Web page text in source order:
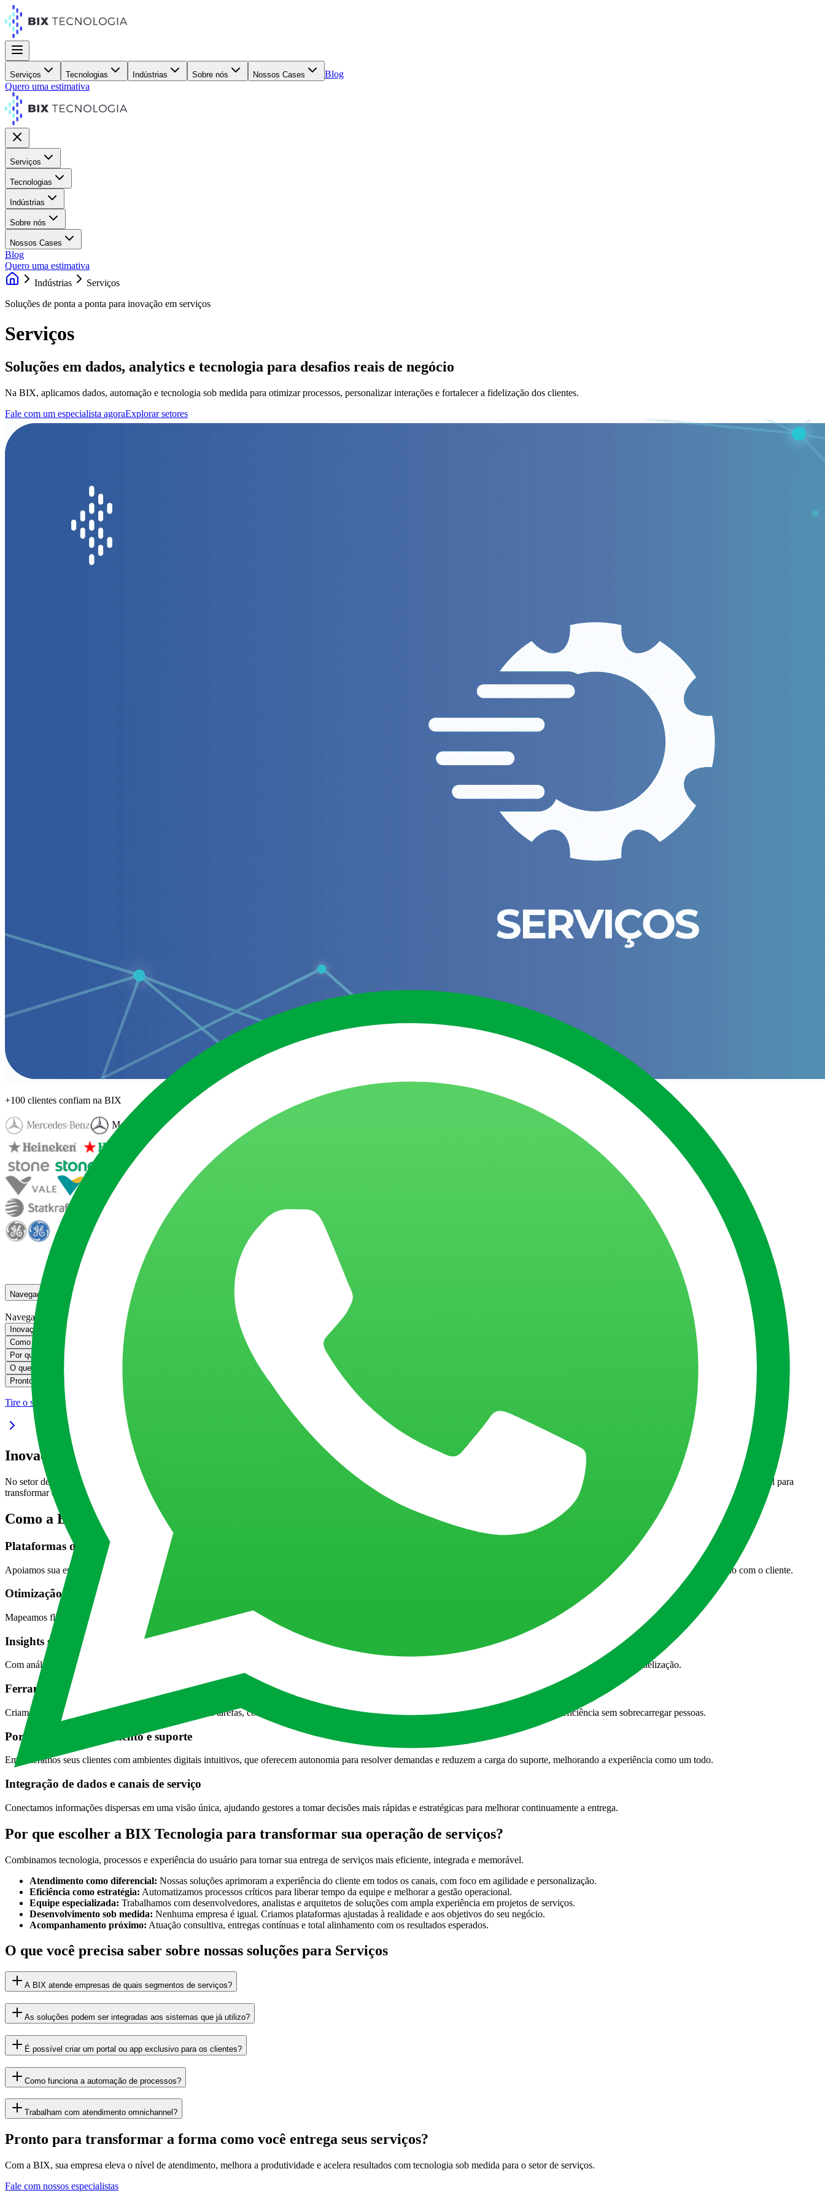
Serviços Tecnologias Indústrias Sobre nós Nossos Cases
Blog
Quero uma estimativa
Serviços
Tecnologias
Indústrias
Sobre nós
Nossos Cases
Blog
Quero uma estimativa
Indústrias
Serviços
Soluções de ponta a ponta para inovação em serviços
Serviços
Soluções em dados, analytics e tecnologia para desafios reais de negócio
Na BIX, aplicamos dados, automação e tecnologia sob medida para otimizar processos, personalizar interações e fortalecer a fidelização dos clientes.
Fale com um especialista agoraExplorar setores
+100 clientes confiam na BIX
Navegação
Navegação
Inovação em serviços para operações mais eficientes e experiências memoráveis
Inovação em serviços para operações mais eficientes e experiências memoráveis
Como a BIX impulsiona inovação em serviços
Como a BIX impulsiona inovação em serviços
Por que escolher a BIX Tecnologia para transformar sua operação de serviços?
Por que escolher a BIX Tecnologia para transformar sua operação de serviços?
O que você precisa saber sobre nossas soluções para Serviços
O que você precisa saber sobre nossas soluções para Serviços
Pronto para transformar a forma como você entrega seus serviços?
Pronto para transformar a forma como você entrega seus serviços?
Tire o seu projeto do papel
Inovação em serviços para operações mais eficientes e experiências memoráveis
No setor de serviços, atender bem já não basta. É preciso atender com agilidade, inteligência e personalização. Com o auxílio da BIX Tecnologia, você combina dados, automação e experiência digital para
transformar cada interação em valor real. Assim, sua empresa cresce sem perder qualidade no relacionamento.
Como a BIX impulsiona inovação em serviços
Plataformas de gestão de atendimento
Apoiamos sua empresa na criação de soluções omnichannel que centralizam comunicações e garantem respostas ágeis. Assim, cada interação se torna mais personalizada e fortalece a relação com o cliente.
Otimização de processos de negócio
Mapeamos fluxos internos e desenvolvemos automações sob medida para reduzir retrabalho, acelerar tarefas administrativas e dar mais fluidez às operações do dia a dia.
Insights sobre a jornada do cliente
Com análises baseadas em dados, revelamos pontos de atrito e oportunidades de melhoria. Assim, cada interação se transforma em uma chance de aumentar valor e fidelização.
Ferramentas de produtividade para equipes
Criamos sistemas que apoiam times na organização de tarefas, colaboração em tempo real e manutenção da qualidade dos serviços, aumentando eficiência sem sobrecarregar pessoas.
Portais de autoatendimento e suporte
Empoderamos seus clientes com ambientes digitais intuitivos, que oferecem autonomia para resolver demandas e reduzem a carga do suporte, melhorando a experiência como um todo.
Integração de dados e canais de serviço
Conectamos informações dispersas em uma visão única, ajudando gestores a tomar decisões mais rápidas e estratégicas para melhorar continuamente a entrega.
Por que escolher a BIX Tecnologia para transformar sua operação de serviços?
Combinamos tecnologia, processos e experiência do usuário para tornar sua entrega de serviços mais eficiente, integrada e memorável.
Atendimento como diferencial: Nossas soluções aprimoram a experiência do cliente em todos os canais, com foco em agilidade e personalização.
Eficiência como estratégia: Automatizamos processos críticos para liberar tempo da equipe e melhorar a gestão operacional.
Equipe especializada: Trabalhamos com desenvolvedores, analistas e arquitetos de soluções com ampla experiência em projetos de serviços.
Desenvolvimento sob medida: Nenhuma empresa é igual. Criamos plataformas ajustadas à realidade e aos objetivos do seu negócio.
Acompanhamento próximo: Atuação consultiva, entregas contínuas e total alinhamento com os resultados esperados.
O que você precisa saber sobre nossas soluções para Serviços
A BIX atende empresas de quais segmentos de serviços?
As soluções podem ser integradas aos sistemas que já utilizo?
É possível criar um portal ou app exclusivo para os clientes?
Como funciona a automação de processos?
Trabalham com atendimento omnichannel?
Pronto para transformar a forma como você entrega seus serviços?
Com a BIX, sua empresa eleva o nível de atendimento, melhora a produtividade e acelera resultados com tecnologia sob medida para o setor de serviços.
Fale com nossos especialistas